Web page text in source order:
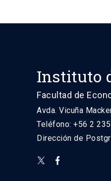
Instituto
Facultad de
Avda. Vicuña
Teléfono: +56 2
Dirección de